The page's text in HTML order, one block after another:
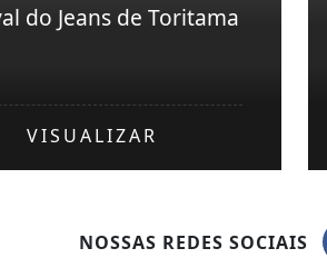
do Jeans de Toritama
VISUALIZAR
NOSSAS REDES SOCIAIS